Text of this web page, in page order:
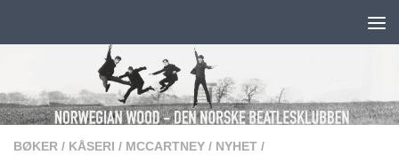
BØKER / KÅSERI / MCCARTNEY / NYHET /